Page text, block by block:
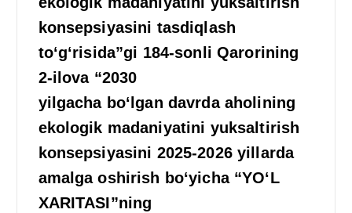
konsepsiyasini tasdiqlash
toʻgʻrisida”gi 184-sonli Qarorining
2-ilova “2030
yilgacha boʻlgan davrda aholining
ekologik madaniyatini yuksaltirish
konsepsiyasini 2025-2026 yillarda
amalga oshirish boʻyicha “YOʻL
XARITASI”ning